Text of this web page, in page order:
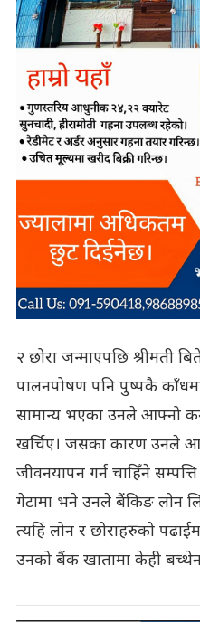
२ छोरा जन्माएपछि श्रीमती
पालनपोषण पनि पुष्पकै
सामान्य भएका उनले आफ्नो
खर्चिए। जसका कारण उनले
जीवनयापन गर्न चाहिँने
गेटामा भने उनले बैंकिङ लोन
त्यहिं लोन र छोराहरुको
उनको बैंक खातामा केही